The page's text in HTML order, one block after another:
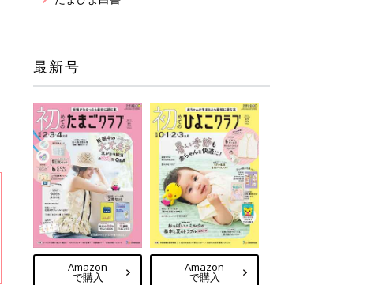
最新号
Amazon
で購入
Amazon
で購入